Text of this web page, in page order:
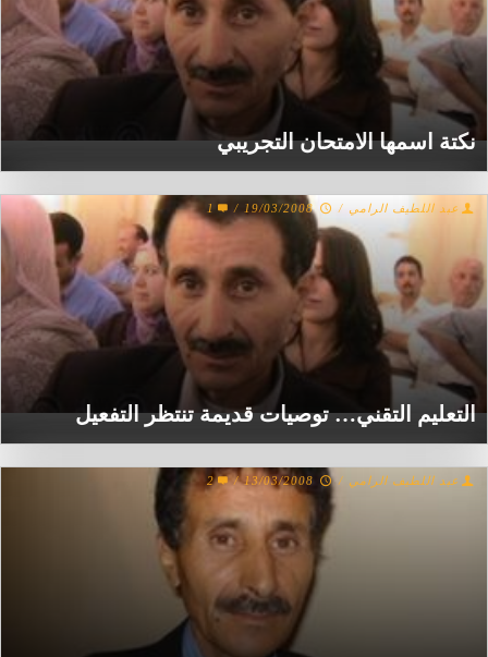
نكتة اسمها الامتحان التجريبي
التعليم التقني… توصيات قديمة تنتظر التفعيل
عبد اللطيف الرامي /
19/03/2008
/
1
عبد اللطيف الرامي /
13/03/2008
/
2